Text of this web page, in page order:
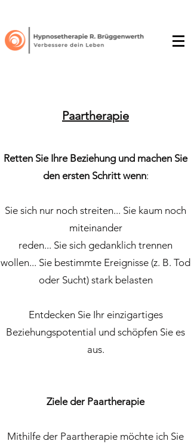
Paartherapie
Retten Sie Ihre Beziehung und machen Sie
den ersten Schritt wenn:
Sie sich nur noch streiten... Sie kaum noch
miteinander
reden... Sie sich gedanklich trennen
wollen... Sie bestimmte Ereignisse (z. B. Tod
oder Sucht) stark belasten
Entdecken Sie Ihr einzigartiges
Beziehungspotential und schöpfen Sie es
aus.
Ziele der Paartherapie
Mithilfe der Paartherapie möchte ich Sie